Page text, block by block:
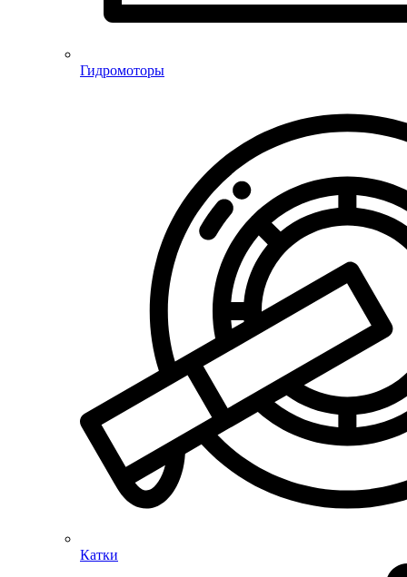
Гидромоторы
Катки